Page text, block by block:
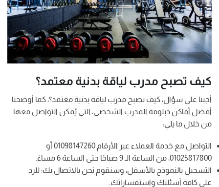
كيف تصبح مدرب لياقة بدنية معتمد؟
أجبنا على سؤال، كيف تصبح مدرب لياقة بدنية معتمد؟، كما أوضحنا
أفضل أماكن دبلومة المدرب الشخصي، التي يُمكن التواصل معها
من خلال ما يلي:
التواصل مع خدمة العملاء عبر الأرقام 01098147260 أو
01025817800، من الساعة الـ 9 صباحًا حتى الساعة 6 مساءً.
التسجيل بالنموذج بالأسفل، وسنقوم نحن بالاتصال بك؛ للرد
على كافة أسئلتك واستفساراتك.